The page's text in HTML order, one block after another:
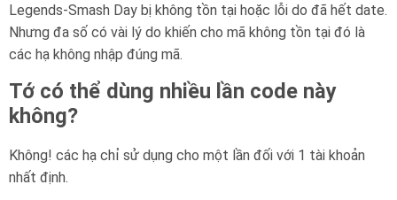
Legends-Smash Day bị không tồn tại hoặc lỗi do đã hết date.
Nhưng đa số có vài lý do khiến cho mã không tồn tại đó là
các hạ không nhập đúng mã.
Tớ có thể dùng nhiều lần code này
không?
Không! các hạ chỉ sử dụng cho một lần đối với 1 tài khoản
nhất định.